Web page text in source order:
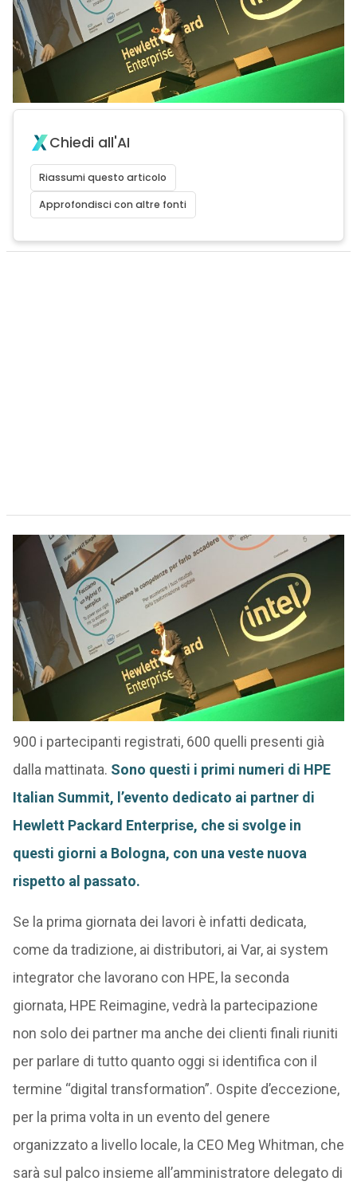
Chiedi all'AI
Riassumi questo articolo
Approfondisci con altre fonti
900 i partecipanti registrati, 600 quelli presenti già
dalla mattinata. Sono questi i primi numeri di HPE
Italian Summit, l’evento dedicato ai partner di
Hewlett Packard Enterprise, che si svolge in
questi giorni a Bologna, con una veste nuova
rispetto al passato.
Se la prima giornata dei lavori è infatti dedicata,
come da tradizione, ai distributori, ai Var, ai system
integrator che lavorano con HPE, la seconda
giornata, HPE Reimagine, vedrà la partecipazione
non solo dei partner ma anche dei clienti finali riuniti
per parlare di tutto quanto oggi si identifica con il
termine “digital transformation”. Ospite d’eccezione,
per la prima volta in un evento del genere
organizzato a livello locale, la CEO Meg Whitman, che
sarà sul palco insieme all’amministratore delegato di